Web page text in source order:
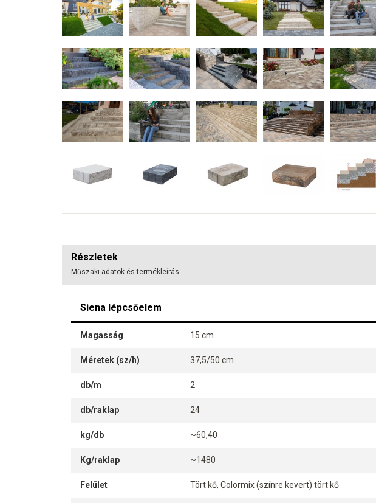
Részletek
Műszaki adatok és termékleírás
Siena lépcsőelem
Magasság 15 cm
Méretek (sz/h) 37,5/50 cm
db/m 2
db/raklap 24
kg/db ~60,40
Kg/raklap ~1480
Felület Tört kő, Colormix (színre kevert) tört kő